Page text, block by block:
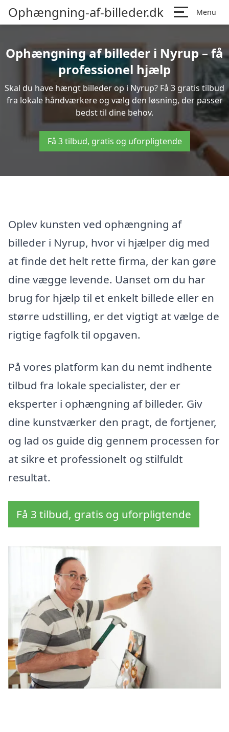
Ophængning-af-billeder.dk Menu
Ophængning af billeder i Nyrup – få
professionel hjælp
Skal du have hængt billeder op i Nyrup? Få 3 gratis tilbud
fra lokale håndværkere og vælg den løsning, der passer
bedst til dine behov.
Få 3 tilbud, gratis og uforpligtende
Oplev kunsten ved ophængning af
billeder i Nyrup, hvor vi hjælper dig med
at finde det helt rette firma, der kan gøre
dine vægge levende. Uanset om du har
brug for hjælp til et enkelt billede eller en
større udstilling, er det vigtigt at vælge de
rigtige fagfolk til opgaven.
På vores platform kan du nemt indhente
tilbud fra lokale specialister, der er
eksperter i ophængning af billeder. Giv
dine kunstværker den pragt, de fortjener,
og lad os guide dig gennem processen for
at sikre et professionelt og stilfuldt
resultat.
Få 3 tilbud, gratis og uforpligtende